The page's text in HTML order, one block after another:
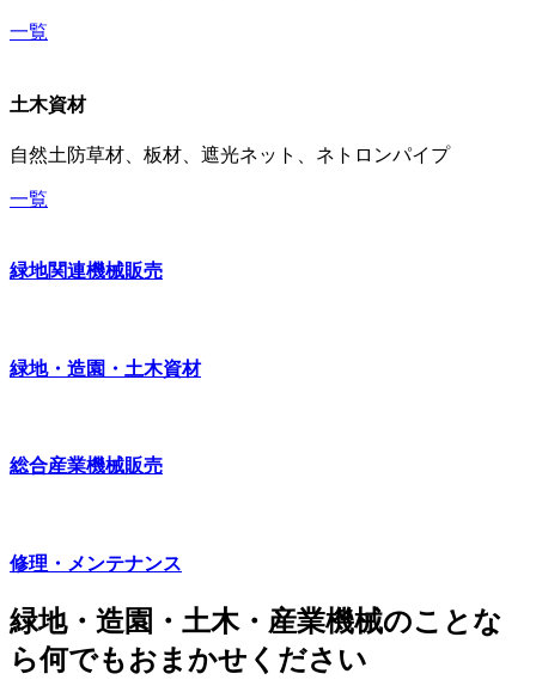
一覧
土木資材
自然土防草材、板材、遮光ネット、ネトロンパイプ
一覧
緑地関連機械販売
緑地・造園・土木資材
総合産業機械販売
修理・メンテナンス
緑地・造園・土木・産業機械のことな
ら何でもおまかせください